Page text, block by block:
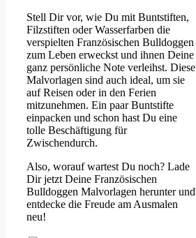
Stell Dir vor, wie Du mit Buntstiften,
Filzstiften oder Wasserfarben die
verspielten Französischen Bulldoggen
zum Leben erweckst und ihnen Deine
ganz persönliche Note verleihst. Diese
Malvorlagen sind auch ideal, um sie
auf Reisen oder in den Ferien
mitzunehmen. Ein paar Buntstifte
einpacken und schon hast Du eine
tolle Beschäftigung für
Zwischendurch.
Also, worauf wartest Du noch? Lade
Dir jetzt Deine Französischen
Bulldoggen Malvorlagen herunter und
entdecke die Freude am Ausmalen
neu!